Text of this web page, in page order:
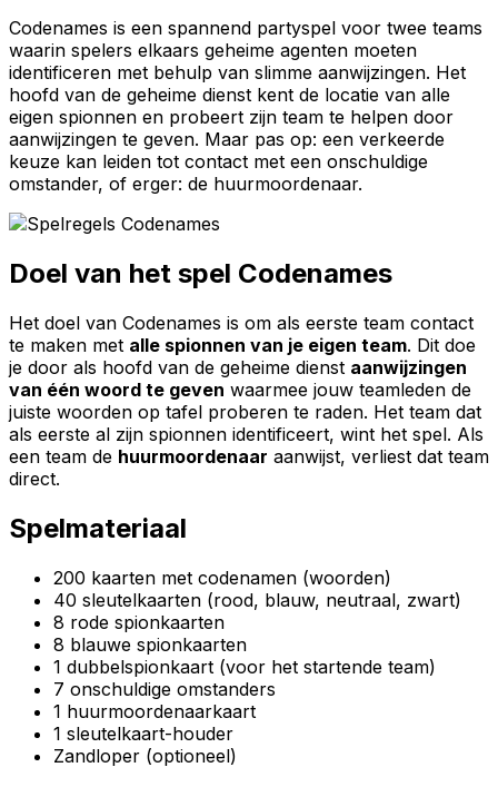
Codenames is een spannend partyspel voor twee teams
waarin spelers elkaars geheime agenten moeten
identificeren met behulp van slimme aanwijzingen. Het
hoofd van de geheime dienst kent de locatie van alle
eigen spionnen en probeert zijn team te helpen door
aanwijzingen te geven. Maar pas op: een verkeerde
keuze kan leiden tot contact met een onschuldige
omstander, of erger: de huurmoordenaar.
Doel van het spel Codenames
Het doel van Codenames is om als eerste team contact
te maken met alle spionnen van je eigen team. Dit doe
je door als hoofd van de geheime dienst aanwijzingen
van één woord te geven waarmee jouw teamleden de
juiste woorden op tafel proberen te raden. Het team dat
als eerste al zijn spionnen identificeert, wint het spel. Als
een team de huurmoordenaar aanwijst, verliest dat team
direct.
Spelmateriaal
200 kaarten met codenamen (woorden)
40 sleutelkaarten (rood, blauw, neutraal, zwart)
8 rode spionkaarten
8 blauwe spionkaarten
1 dubbelspionkaart (voor het startende team)
7 onschuldige omstanders
1 huurmoordenaarkaart
1 sleutelkaart-houder
Zandloper (optioneel)